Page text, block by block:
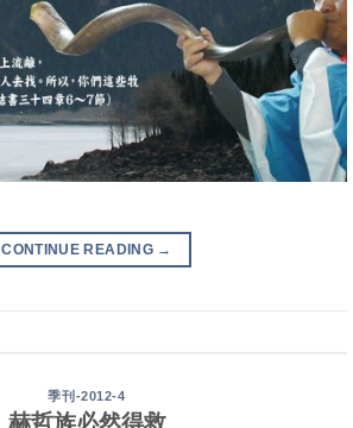
CONTINUE READING →
季刊-2012-4